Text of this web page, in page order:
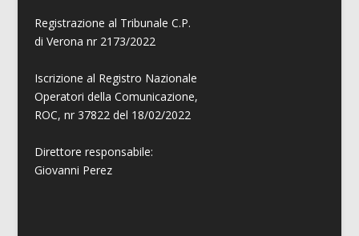
Registrazione al Tribunale C.P.
di Verona nr 2173/2022
Iscrizione al Registro Nazionale
Operatori della Comunicazione,
ROC, nr 37822 del 18/02/2022
Direttore responsabile:
Giovanni Perez